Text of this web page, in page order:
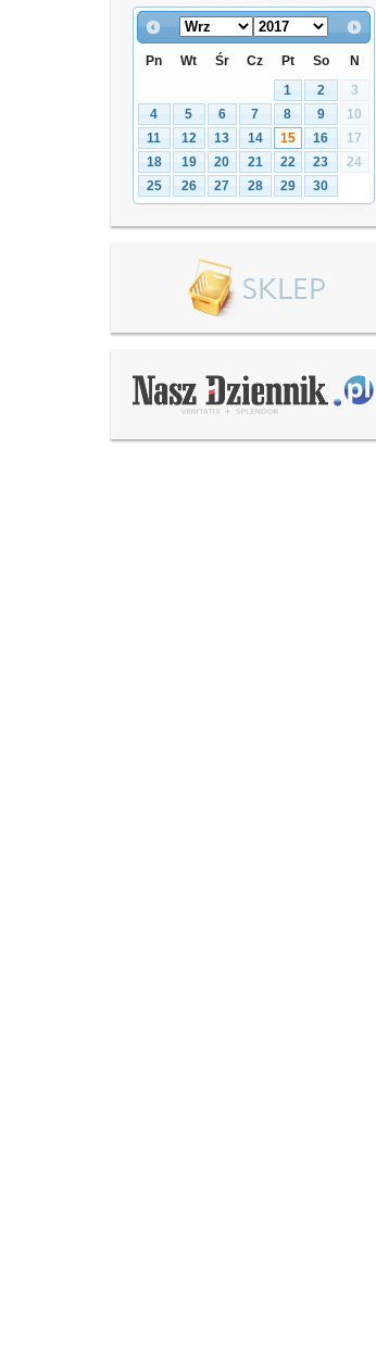
Pn Wt Śr Cz Pt So
N
1
2
3
4
5 6 7 8 9
10
11
12 13 14 15 16
17
18
19 20 21 22 23
24
25
26 27 28 29 30